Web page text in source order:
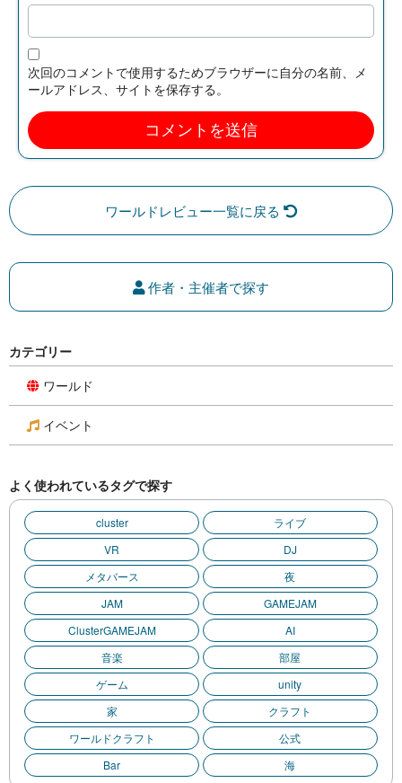
次回のコメントで使用するためブラウザーに自分の名前、メ
ールアドレス、サイトを保存する。
ワールドレビュー一覧に戻る
作者・主催者で探す
カテゴリー
ワールド
イベント
よく使われているタグで探す
cluster
ライブ
VR
DJ
メタバース
夜
JAM
GAMEJAM
ClusterGAMEJAM
AI
音楽
部屋
ゲーム
unity
家
クラフト
ワールドクラフト
公式
Bar
海